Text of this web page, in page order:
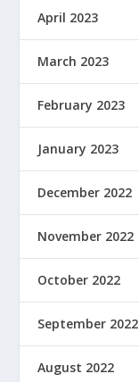
April 2023
March 2023
February 2023
January 2023
December 2022
November 2022
October 2022
September 2022
August 2022